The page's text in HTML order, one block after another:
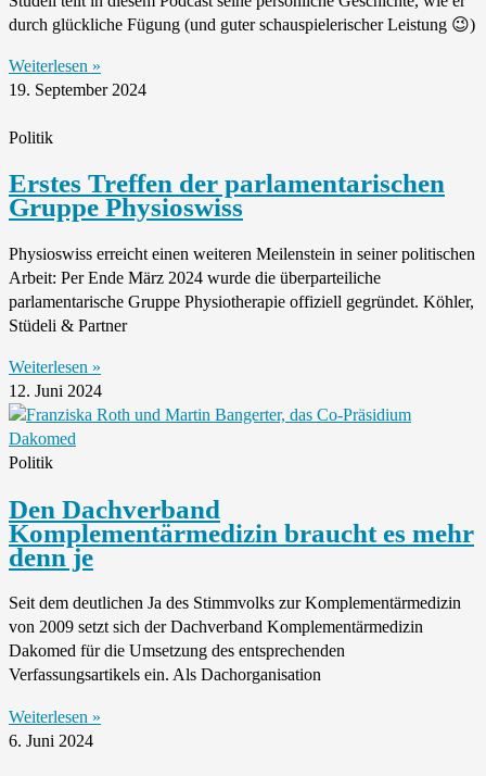
durch glückliche Fügung (und guter schauspielerischer Leistung 😉)
Weiterlesen »
19. September 2024
Politik
Erstes Treffen der parlamentarischen
Gruppe Physioswiss
Physioswiss erreicht einen weiteren Meilenstein in seiner politischen
Arbeit: Per Ende März 2024 wurde die überparteiliche
parlamentarische Gruppe Physiotherapie offiziell gegründet. Köhler,
Stüdeli & Partner
Weiterlesen »
12. Juni 2024
Politik
Den Dachverband
Komplementärmedizin braucht es mehr
denn je
Seit dem deutlichen Ja des Stimmvolks zur Komplementärmedizin
von 2009 setzt sich der Dachverband Komplementärmedizin
Dakomed für die Umsetzung des entsprechenden
Verfassungsartikels ein. Als Dachorganisation
Weiterlesen »
6. Juni 2024